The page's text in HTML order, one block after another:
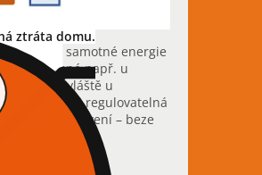
ztráta domu.
že cena samotné energie
(významné např. u
(zvláště u
samostatně regulovatelná
nastavení – beze